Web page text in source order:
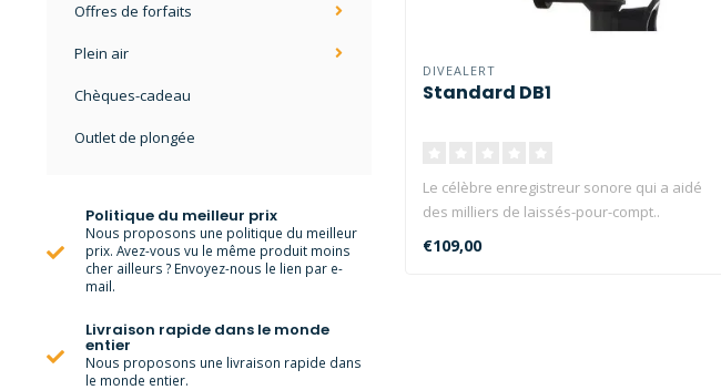
Offres de forfaits
Plein air
Chèques-cadeau
Outlet de plongée
Politique du meilleur prix
Nous proposons une politique du meilleur
prix. Avez-vous vu le même produit moins
cher ailleurs ? Envoyez-nous le lien par e-
mail.
Livraison rapide dans le monde
entier
Nous proposons une livraison rapide dans
le monde entier.
DIVEALERT
Standard DB1
Le célèbre enregistreur sonore qui a aidé
des milliers de laissés-pour-compt..
€109,00